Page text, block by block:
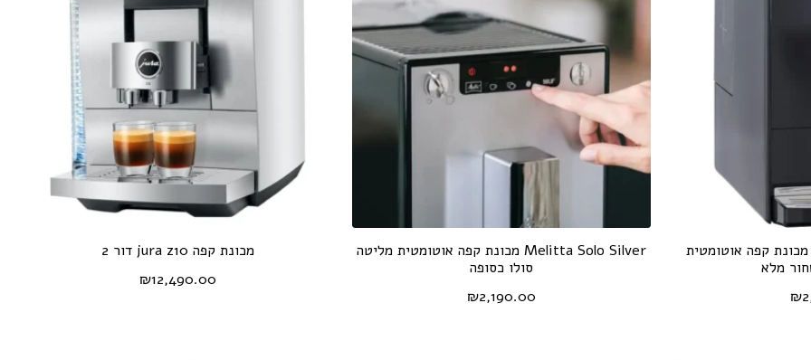
melitta solo pure black מכונת קפה אוטומטית
מלא
₪
Melitta Solo Silver מכונת קפה אוטומטית מליטה
סולו כסופה
₪2,190.00
מכונת קפה jura z10 דור 2
₪12,490.00